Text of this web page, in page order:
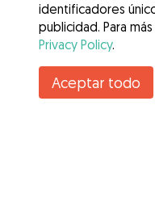
identificadores
publicidad. Para
Privacy Policy.
Aceptar todo